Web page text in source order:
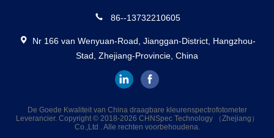
86--13732210605
Nr 166 van Wenyuan-Road, Jianggan-District, Hangzhou-
Stad, Zhejiang-Provincie, China
De Goede Kwaliteit van China draagbare kleurenspectrofotometer
Leverancier. Copyright © 2018-2026 CHNSpec Technology （Zhejiang）
Co.,Ltd . Alle rechten voorbehoudena.